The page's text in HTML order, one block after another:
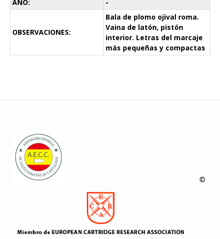
AÑO:
-
OBSERVACIONES:
Bala de plomo ojival roma.
Vaina de latón, pistón
interior. Letras del marcaje
más pequeñas y compactas
©